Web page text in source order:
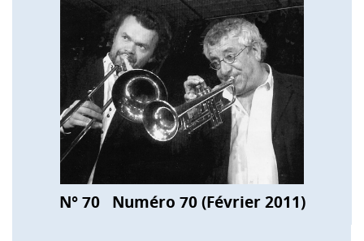
N° 70 Numéro 70 (Février 2011)